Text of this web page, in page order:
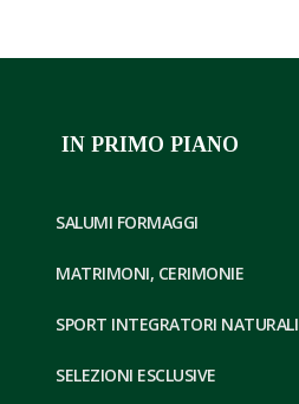
IN PRIMO PIANO
SALUMI FORMAGGI
MATRIMONI, CERIMONIE
SPORT INTEGRATORI NATURALI
SELEZIONI ESCLUSIVE